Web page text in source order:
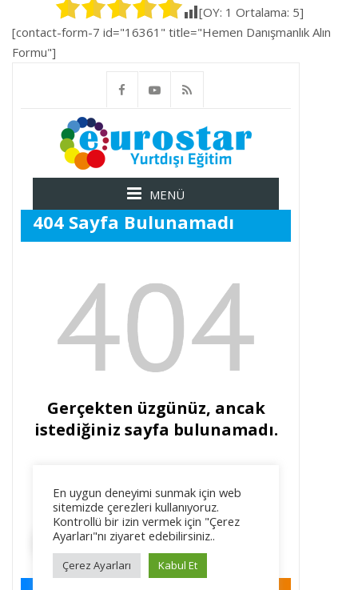
[OY: 1 Ortalama: 5]
[contact-form-7 id="16361" title="Hemen Danışmanlık Alın
Formu"]